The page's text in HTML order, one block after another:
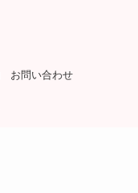
お問い合わせ